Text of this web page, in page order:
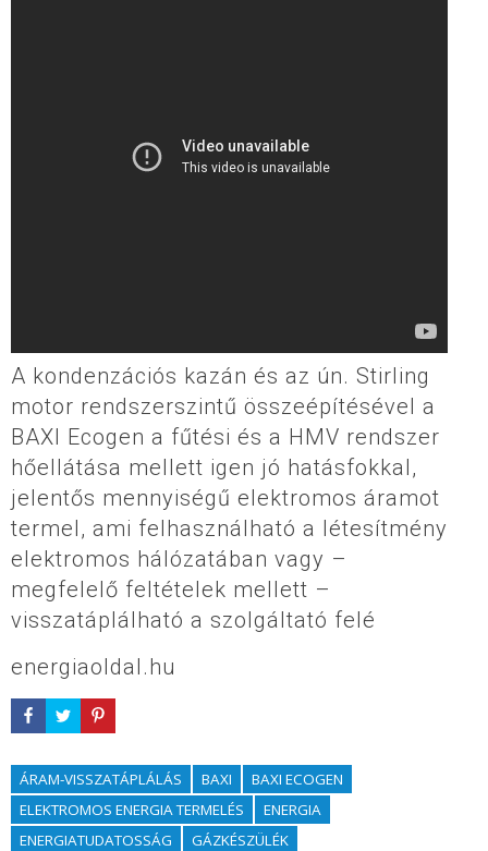
A kondenzációs kazán és az ún. Stirling
motor rendszerszintű összeépítésével a
BAXI Ecogen a fűtési és a HMV rendszer
hőellátása mellett igen jó hatásfokkal,
jelentős mennyiségű elektromos áramot
termel, ami felhasználható a létesítmény
elektromos hálózatában vagy –
megfelelő feltételek mellett –
visszatáplálható a szolgáltató felé
energiaoldal.hu
ÁRAM-VISSZATÁPLÁLÁS BAXI
BAXI ECOGEN
ELEKTROMOS ENERGIA TERMELÉS
ENERGIA
ENERGIATUDATOSSÁG
GÁZKÉSZÜLÉK